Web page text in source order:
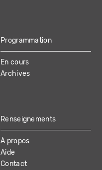
Programmation
En cours
Archives
Renseignements
À propos
Aide
Contact